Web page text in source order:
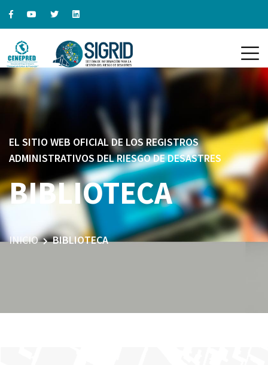
EL SITIO WEB OFICIAL DE LOS REGISTROS
ADMINISTRATIVOS DEL RIESGO DE DESASTRES
BIBLIOTECA
INICIO BIBLIOTECA